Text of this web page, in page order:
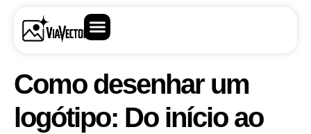
Como desenhar um
logótipo: Do início ao